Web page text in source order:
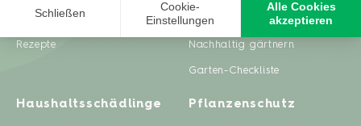
Zero Waste & DIY
Rezepte
Rasenpflege
Nachhaltig gärtnern
Garten-Checkliste
Haushaltsschädlinge Pflanzenschutz